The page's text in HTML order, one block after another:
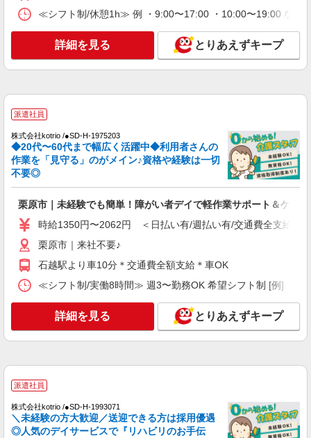
≪シフト制/休憩1h≫ 例 ・9:00〜17:00 ・10:00〜19:00 など
詳細を見る とりあえずキープ
派遣社員
株式会社kotrio /●SD-H-1975203
◆20代〜60代まで幅広く活躍中◆利用者さんの
作業を「見守る」のがメイン♪資格や経験は一切
不要◎
栗原市｜未経験でも簡単！障がい者デイで軽作業サポート＆ケア
時給1350円〜2062円 ＜日払い有/週払い有/交通費全支給(ガ
栗原市｜来社不要♪
石越駅より車10分＊交通費全額支給＊車OK
≪シフト制/実働8時間≫ 週3〜勤務OK 希望シフト制 [例] ・
詳細を見る とりあえずキープ
派遣社員
株式会社kotrio /●SD-H-1993071
＼未経験の方大歓迎／送迎できる方は採用優遇
◎人気のデイサービスで『リハビリのお手伝